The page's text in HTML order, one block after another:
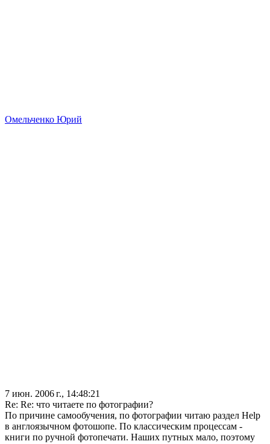
Омельченко Юрий
7 июн. 2006 г., 14:48:21
Re: Re: что читаете по фотографии?
По причине самообучения, по фотографии читаю раздел Нelp
в англоязычном фотошопе. По классическим процессам -
книги по ручной фотопечати. Наших путных мало, поэтому